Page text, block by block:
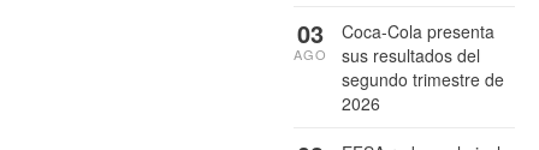
Coca-Cola presenta
sus resultados del
segundo trimestre de
2026
03
AGO